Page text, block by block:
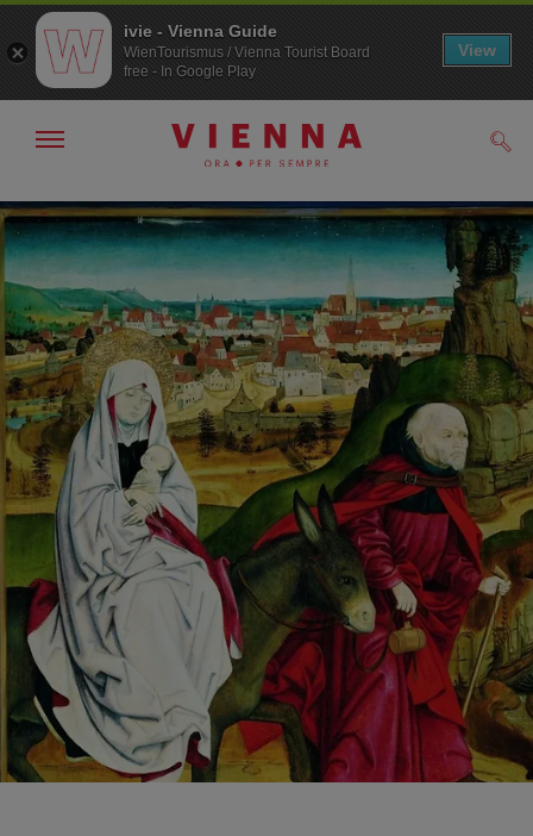
Alla
navigazione
Al
contenuto
Mostra/nascondi
ivie - Vienna Guide
WienTourismus / Vienna Tourist Board
free - In Google Play
View